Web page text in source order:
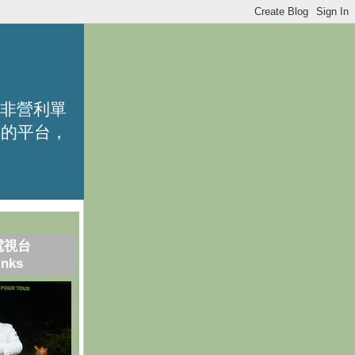
營利單
平台，
視台